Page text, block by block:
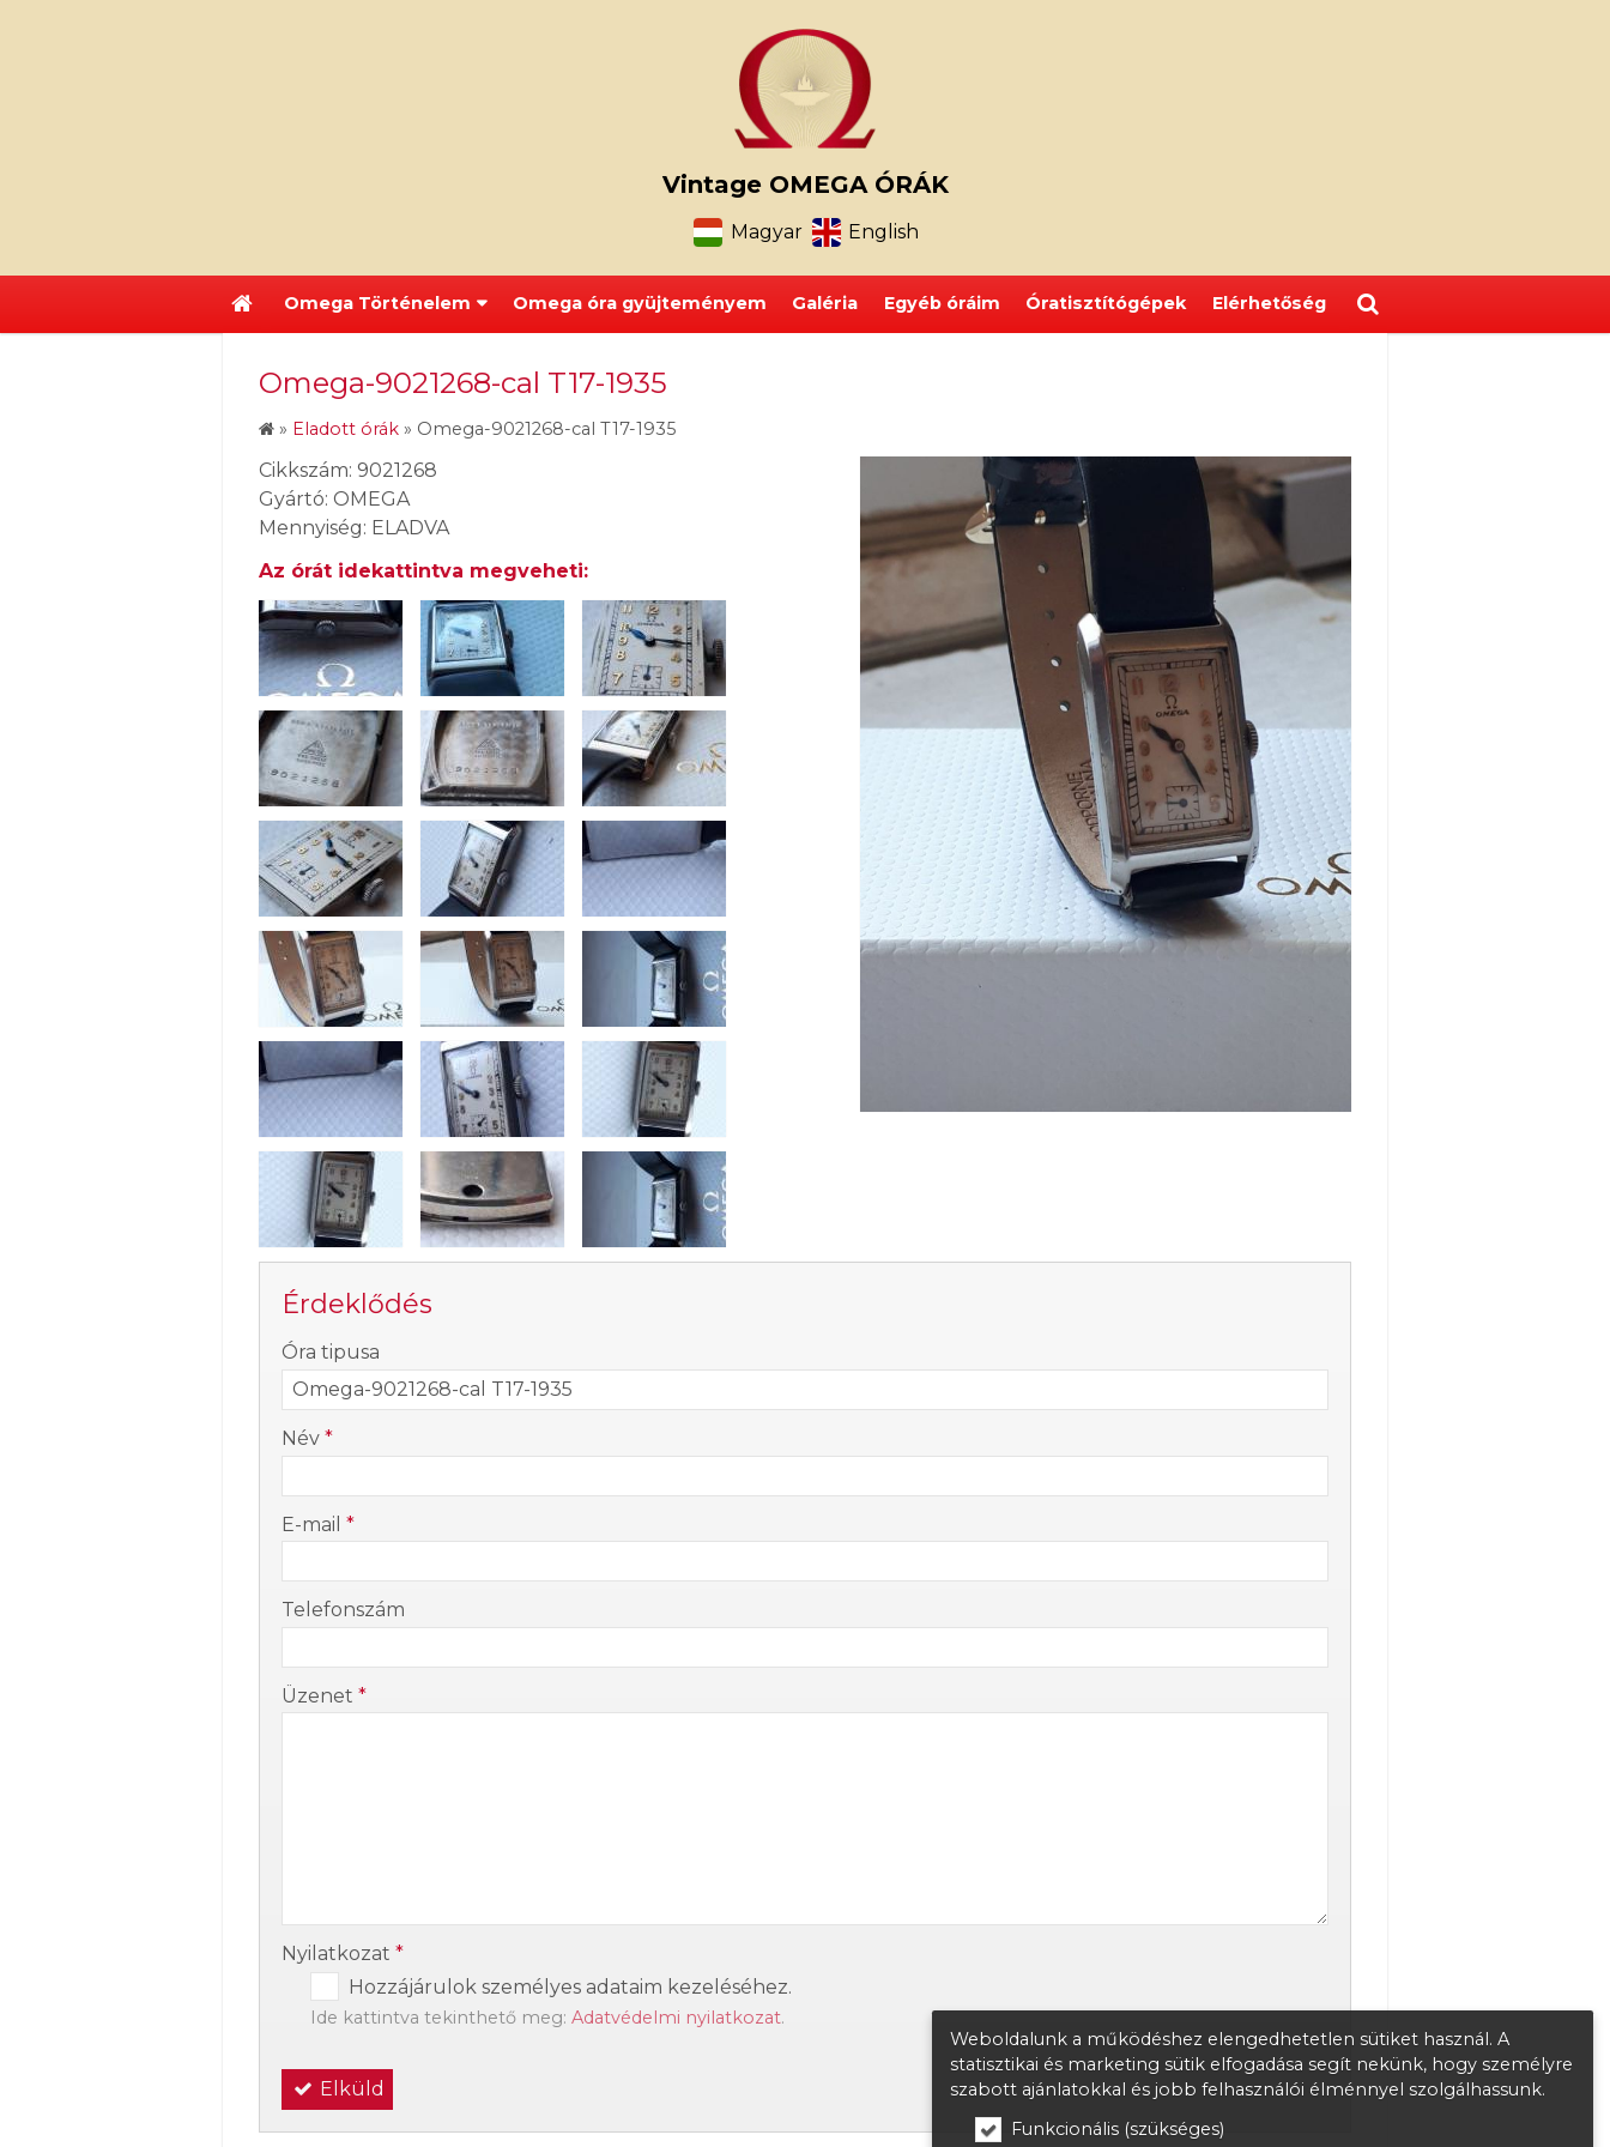
Vintage OMEGA ÓRÁK
Magyar English
Omega Történelem Omega óra gyüjteményem Galéria Egyéb óráim Óratisztítógépek Elérhetőség
Omega-9021268-cal T17-1935
» Eladott órák » Omega-9021268-cal T17-1935
Cikkszám: 9021268
Gyártó: OMEGA
Mennyiség: ELADVA
Az órát idekattintva megveheti:
Érdeklődés
-
Óra tipusa
Név *
E-mail *
Telefonszám
Üzenet *
Nyilatkozat *
Hozzájárulok személyes adataim kezeléséhez.
Ide kattintva tekinthető meg: Adatvédelmi nyilatkozat.
Elküld
Weboldalunk a működéshez elengedhetetlen sütiket használ. A
statisztikai és marketing sütik elfogadása segít nekünk, hogy személyre
szabott ajánlatokkal és jobb felhasználói élménnyel szolgálhassunk.
Funkcionális (szükséges)